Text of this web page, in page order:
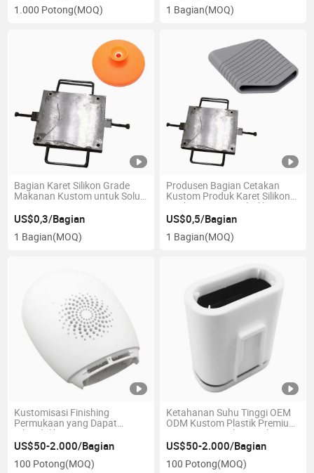
1.000 Potong(MOQ) 1 Bagian(MOQ)
Bagian Karet Silikon Grade
Makanan Kustom untuk Solusi
US$0,3/Bagian
1 Bagian(MOQ)
Produsen Bagian Cetakan
Kustom Produk Karet Silikon
Gasket Karet Segel Silikon
US$0,5/Bagian
1 Bagian(MOQ)
Kustomisasi Finishing
Permukaan yang Dapat
Dikendalikan Proses
Pencetakan Injeksi Plastik
Cetakan untuk Aksesori
Kemasan
US$50-2.000/Bagian
100 Potong(MOQ)
Ketahanan Suhu Tinggi OEM
ODM Kustom Plastik Premium
Presisi Pencetakan Injeksi
Cetakan
US$50-2.000/Bagian
100 Potong(MOQ)